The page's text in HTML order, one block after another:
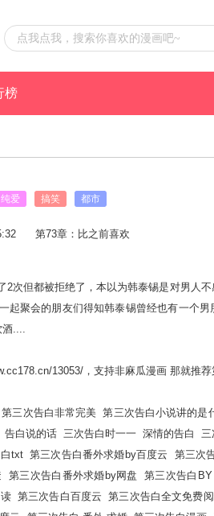
榜
纯爱 搞笑 都市
第73章：比之前喜欢
2次但都被拒绝了，本以为韩泰锡是对男人
起聚会的朋友们得知韩泰锡曾经也有一个
酒....
13053/，支持非麻瓜漫画 那就推荐
第三次告白非常完美 第三次告白小说讲的是
告白说的话 三次告白时一一 深情的告白 三
txt 第三次告白番外求婚by百度云 第三次
第三次告白番外求婚by网盘 第三次告白
第三次告白百度云 第三次告白全文免费